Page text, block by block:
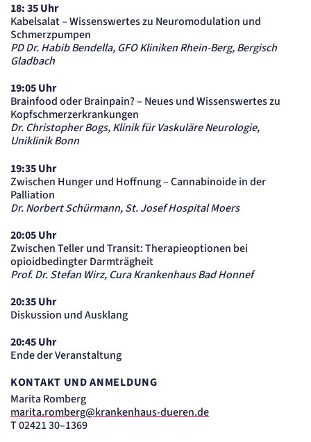
18: 35 Uhr
Kabelsalat – Wissenswertes zu Neuromodulation und
Schmerzpumpen
PD Dr. Habib Bendella, GFO Kliniken Rhein-Berg, Bergisch
Gladbach
19:05 Uhr
Brainfood oder Brainpain? – Neues und Wissenswertes zu
Kopfschmerzerkrankungen
Dr. Christopher Bogs, Klinik für Vaskuläre Neurologie,
Uniklinik Bonn
19:35 Uhr
Zwischen Hunger und Hoffnung – Cannabinoide in der
Palliation
Dr. Norbert Schürmann, St. Josef Hospital Moers
20:05 Uhr
Zwischen Teller und Transit: Therapieoptionen bei
opioidbedingter Darmträgheit
Prof. Dr. Stefan Wirz, Cura Krankenhaus Bad Honnef
20:35 Uhr
Diskussion und Ausklang
20:45 Uhr
Ende der Veranstaltung
KONTAKT UND ANMELDUNG
Marita Romberg
marita.romberg@krankenhaus-dueren.de
T 02421 30–1369
cookie_consent
Zweck:
Dieser Cookie speichert die ausgewählten Einverständnis-Optionen des Benutzers
Cookie Laufzeit:
1 Jahr
STATISTIK
Statistik Cookies erfassen Informationen
anonym. Diese Informationen helfen uns
zu verstehen, wie unsere Besucher unsere
Website nutzen.
etracker Analytics
Anbieter:
etracker GmbH
Zweck:
Cookie Erkennung
Cookie Laufzeit:
2 Jahre
etracker Analytics
Name:
Anbieter:
etracker GmbH
Zweck:
Es erlaubt eTracker Cookies zu setzen.